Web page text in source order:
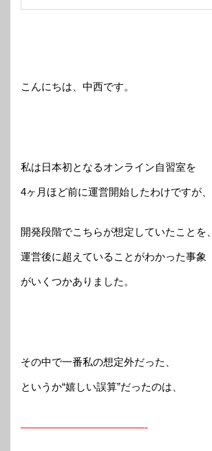
こんにちは、中西です。
私は日本初となるオンライン自習室を
4ヶ月ほど前に運営開始したわけですが、
開発段階でこちらが想定していたことを、
運営後に超えていることがわかった事象
がいくつかありました。
その中で一番私の想定外だった、
というか“嬉しい誤算”だったのは、
————————————-